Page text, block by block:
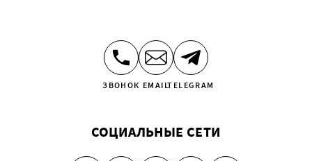
ЗВОНОК EMAILTELEGRAM
СОЦИАЛЬНЫЕ СЕТИ